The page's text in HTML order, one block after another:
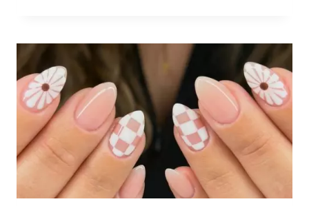
PAIS
2026:
IDEIAS
DE
PRESENTES
CRIATIVOS
COM
PASSO
A